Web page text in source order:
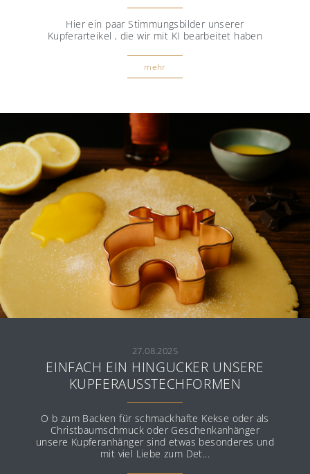
27.08.2025
EINFACH EIN HINGUCKER UNSERE
KUPFERAUSSTECHFORMEN
O b zum Backen für schmackhafte Kekse oder als
Christbaumschmuck oder Geschenkanhänger
unsere Kupferanhänger sind etwas besonderes und
mit viel Liebe zum Det...
Hier ein paar Stimmungsbilder unserer
Kupferarteikel , die wir mit KI bearbeitet haben
mehr